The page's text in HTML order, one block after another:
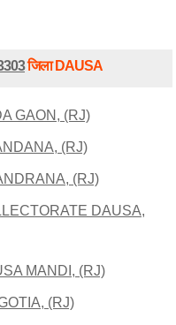
जिला DAUSA
GAON, (RJ)
(RJ)
(RJ)
DAUSA,
MANDI, (RJ)
(RJ)